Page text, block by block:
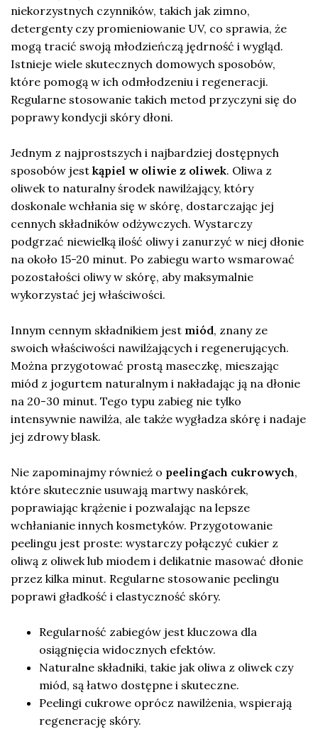
niekorzystnych czynników, takich jak zimno,
detergenty czy promieniowanie UV, co sprawia, że
mogą tracić swoją młodzieńczą jędrność i wygląd.
Istnieje wiele skutecznych domowych sposobów,
które pomogą w ich odmłodzeniu i regeneracji.
Regularne stosowanie takich metod przyczyni się do
poprawy kondycji skóry dłoni.
Jednym z najprostszych i najbardziej dostępnych
sposobów jest kąpiel w oliwie z oliwek. Oliwa z
oliwek to naturalny środek nawilżający, który
doskonale wchłania się w skórę, dostarczając jej
cennych składników odżywczych. Wystarczy
podgrzać niewielką ilość oliwy i zanurzyć w niej dłonie
na około 15-20 minut. Po zabiegu warto wsmarować
pozostałości oliwy w skórę, aby maksymalnie
wykorzystać jej właściwości.
Innym cennym składnikiem jest miód, znany ze
swoich właściwości nawilżających i regenerujących.
Można przygotować prostą maseczkę, mieszając
miód z jogurtem naturalnym i nakładając ją na dłonie
na 20-30 minut. Tego typu zabieg nie tylko
intensywnie nawilża, ale także wygładza skórę i nadaje
jej zdrowy blask.
Nie zapominajmy również o peelingach cukrowych,
które skutecznie usuwają martwy naskórek,
poprawiając krążenie i pozwalając na lepsze
wchłanianie innych kosmetyków. Przygotowanie
peelingu jest proste: wystarczy połączyć cukier z
oliwą z oliwek lub miodem i delikatnie masować dłonie
przez kilka minut. Regularne stosowanie peelingu
poprawi gładkość i elastyczność skóry.
Regularność zabiegów jest kluczowa dla
osiągnięcia widocznych efektów.
Naturalne składniki, takie jak oliwa z oliwek czy
miód, są łatwo dostępne i skuteczne.
Peelingi cukrowe oprócz nawilżenia, wspierają
regenerację skóry.